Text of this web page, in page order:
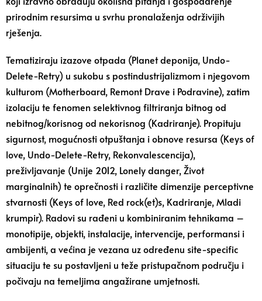
prirodnim resursima u svrhu pronalaženja održivijih
rješenja.
Tematiziraju izazove otpada (Planet deponija, Undo-
Delete-Retry) u sukobu s postindustrijalizmom i njegovom
kulturom (Motherboard, Remont Drave i Podravine), zatim
izolaciju te fenomen selektivnog filtriranja bitnog od
nebitnog/korisnog od nekorisnog (Kadriranje). Propituju
sigurnost, mogućnosti otpuštanja i obnove resursa (Keys of
love, Undo-Delete-Retry, Rekonvalescencija),
preživljavanje (Unije 2012, Lonely danger, Život
marginalnih) te oprečnosti i različite dimenzije perceptivne
stvarnosti (Keys of love, Red rock(et)s, Kadriranje, Mladi
krumpir). Radovi su rađeni u kombiniranim tehnikama –
monotipije, objekti, instalacije, intervencije, performansi i
ambijenti, a većina je vezana uz određenu site-specific
situaciju te su postavljeni u teže pristupačnom području i
počivaju na temeljima angažirane umjetnosti.